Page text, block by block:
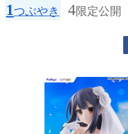
1つぶやき 4限定公開